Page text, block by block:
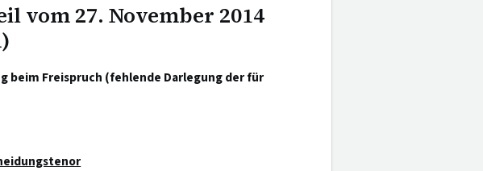
vom 27. November 2014
beim Freispruch (fehlende Darlegung der für